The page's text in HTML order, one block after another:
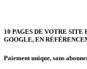
10 PAGES DE VOTRE SITE
GOOGLE, EN
Paiement unique, sans